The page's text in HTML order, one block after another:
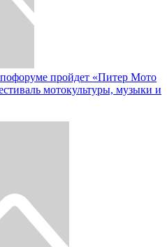
пройдет «Питер Мото
мотокультуры, музыки и